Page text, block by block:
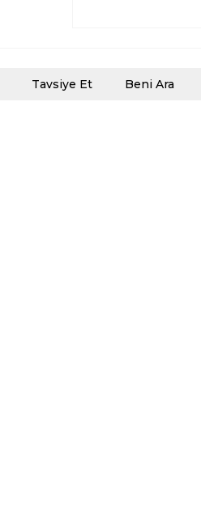
Tavsiye Et Beni Ara